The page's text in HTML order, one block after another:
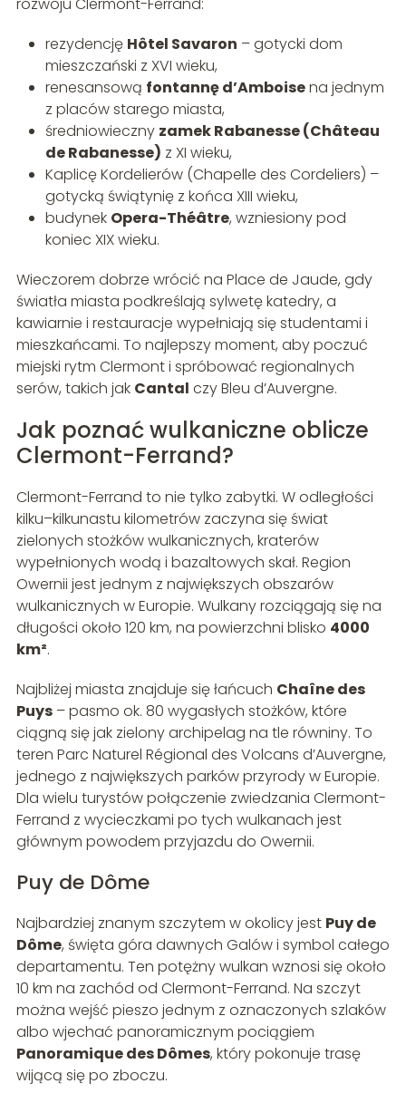
rezydencję Hôtel Savaron – gotycki dom
mieszczański z XVI wieku,
renesansową fontannę d’Amboisena jednym
z placów starego miasta,
średniowieczny zamek Rabanesse (Château
de Rabanesse) z XI wieku,
Kaplicę Kordelierów (Chapelle des Cordeliers) –
gotycką świątynię z końca XIII wieku,
budynek Opera-Théâtre, wzniesiony pod
koniec XIX wieku.
Wieczorem dobrze wrócić na Place de Jaude, gdy
światła miasta podkreślają sylwetę katedry, a
kawiarnie i restauracje wypełniają się studentami i
mieszkańcami. To najlepszy moment, aby poczuć
miejski rytm Clermont i spróbować regionalnych
serów, takich jak Cantal czy Bleu d’Auvergne.
Jak poznać wulkaniczne oblicze
Clermont-Ferrand?
Clermont-Ferrand to nie tylko zabytki. W odległości
kilku–kilkunastu kilometrów zaczyna się świat
zielonych stożków wulkanicznych, kraterów
wypełnionych wodą i bazaltowych skał. Region
Owernii jest jednym z największych obszarów
wulkanicznych w Europie. Wulkany rozciągają się na
długości około 120 km, na powierzchni blisko 4000
km².
Najbliżej miasta znajduje się łańcuch Chaîne des
Puys– pasmo ok. 80 wygasłych stożków, które
ciągną się jak zielony archipelag na tle równiny. To
teren Parc Naturel Régional des Volcans d’Auvergne,
jednego z największych parków przyrody w Europie.
Dla wielu turystów połączenie zwiedzania Clermont-
Ferrand z wycieczkami po tych wulkanach jest
głównym powodem przyjazdu do Owernii.
Puy de Dôme
Najbardziej znanym szczytem w okolicy jest Puy de
Dôme, święta góra dawnych Galów i symbol całego
departamentu. Ten potężny wulkan wznosi się około
10 km na zachód od Clermont-Ferrand. Na szczyt
można wejść pieszo jednym z oznaczonych szlaków
albo wjechać panoramicznym pociągiem
Panoramique des Dômes, który pokonuje trasę
wijącą się po zboczu.